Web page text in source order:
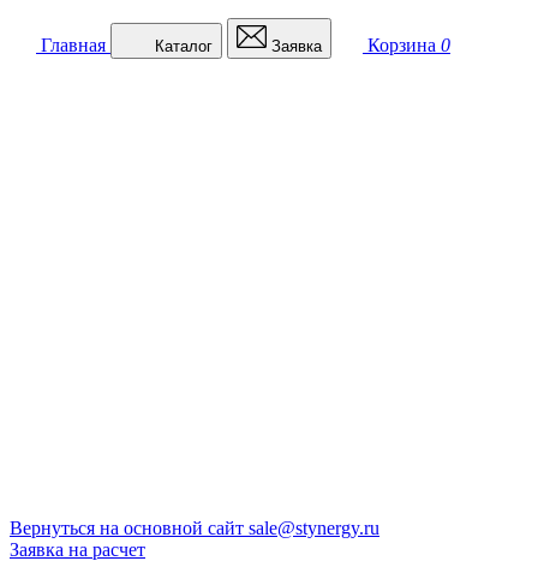
Главная Каталог Заявка Корзина 0
Вернуться на основной сайт sale@stynergy.ru
Заявка на расчет